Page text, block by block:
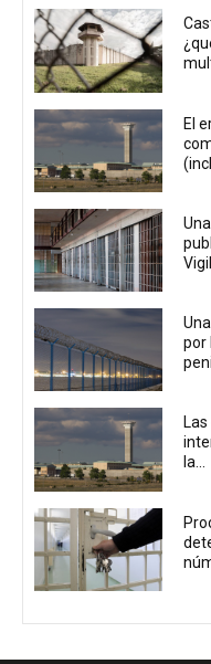
El
por
la...